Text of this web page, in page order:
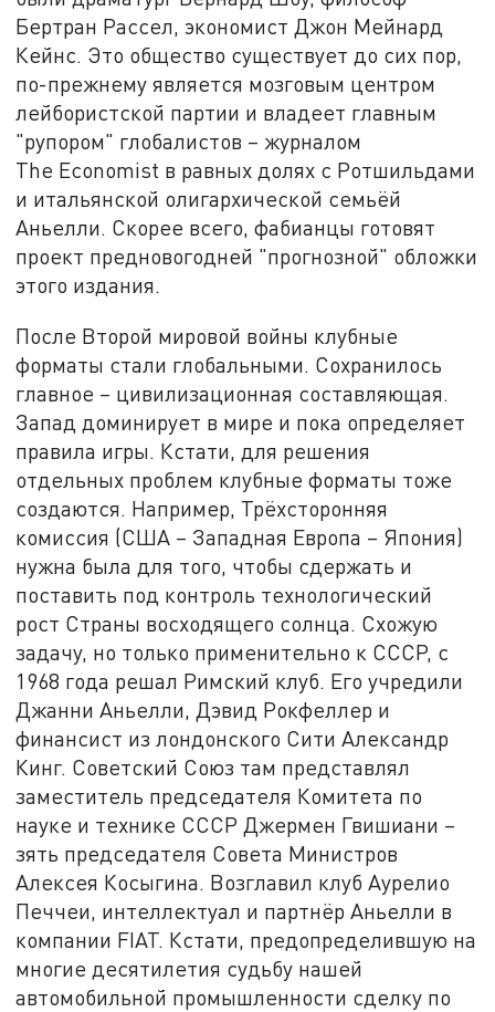
Бертран Рассел, экономист Джон Мейнард
Кейнс. Это общество существует до сих пор,
по-прежнему является мозговым центром
лейбористской партии и владеет главным
"рупором" глобалистов – журналом
The Economist в равных долях с Ротшильдами
и итальянской олигархической семьёй
Аньелли. Скорее всего, фабианцы готовят
проект предновогодней "прогнозной" обложки
этого издания.
После Второй мировой войны клубные
форматы стали глобальными. Сохранилось
главное – цивилизационная составляющая.
Запад доминирует в мире и пока определяет
правила игры. Кстати, для решения
отдельных проблем клубные форматы тоже
создаются. Например, Трёхсторонняя
комиссия (США – Западная Европа – Япония)
нужна была для того, чтобы сдержать и
поставить под контроль технологический
рост Страны восходящего солнца. Схожую
задачу, но только применительно к СССР, с
1968 года решал Римский клуб. Его учредили
Джанни Аньелли, Дэвид Рокфеллер и
финансист из лондонского Сити Александр
Кинг. Советский Союз там представлял
заместитель председателя Комитета по
науке и технике СССР Джермен Гвишиани –
зять председателя Совета Министров
Алексея Косыгина. Возглавил клуб Аурелио
Печчеи, интеллектуал и партнёр Аньелли в
компании FIAT. Кстати, предопределившую на
многие десятилетия судьбу нашей
автомобильной промышленности сделку по